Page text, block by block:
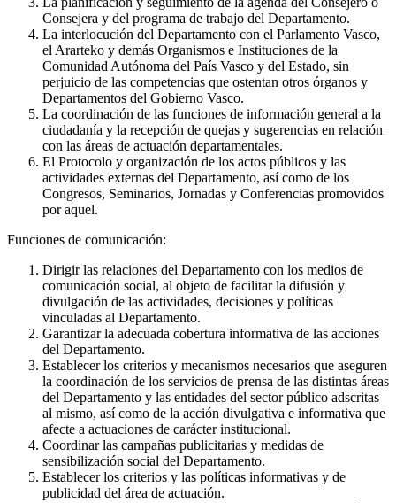
Consejera y del programa de trabajo del Departamento.
La interlocución del Departamento con el Parlamento Vasco,
el Ararteko y demás Organismos e Instituciones de la
Comunidad Autónoma del País Vasco y del Estado, sin
perjuicio de las competencias que ostentan otros órganos y
Departamentos del Gobierno Vasco.
La coordinación de las funciones de información general a la
ciudadanía y la recepción de quejas y sugerencias en relación
con las áreas de actuación departamentales.
El Protocolo y organización de los actos públicos y las
actividades externas del Departamento, así como de los
Congresos, Seminarios, Jornadas y Conferencias promovidos
por aquel.
Funciones de comunicación:
Dirigir las relaciones del Departamento con los medios de
comunicación social, al objeto de facilitar la difusión y
divulgación de las actividades, decisiones y políticas
vinculadas al Departamento.
Garantizar la adecuada cobertura informativa de las acciones
del Departamento.
Establecer los criterios y mecanismos necesarios que aseguren
la coordinación de los servicios de prensa de las distintas áreas
del Departamento y las entidades del sector público adscritas
al mismo, así como de la acción divulgativa e informativa que
afecte a actuaciones de carácter institucional.
Coordinar las campañas publicitarias y medidas de
sensibilización social del Departamento.
Establecer los criterios y las políticas informativas y de
publicidad del área de actuación.